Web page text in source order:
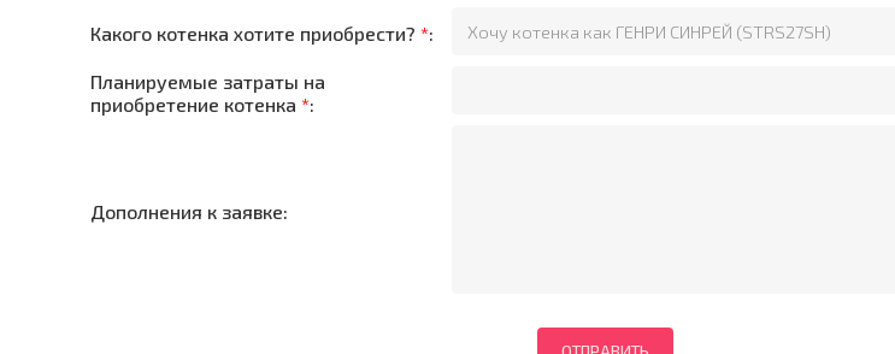
Какого котенка хотите приобрести? *:
Планируемые затраты на
приобретение котенка *:
Дополнения к заявке: